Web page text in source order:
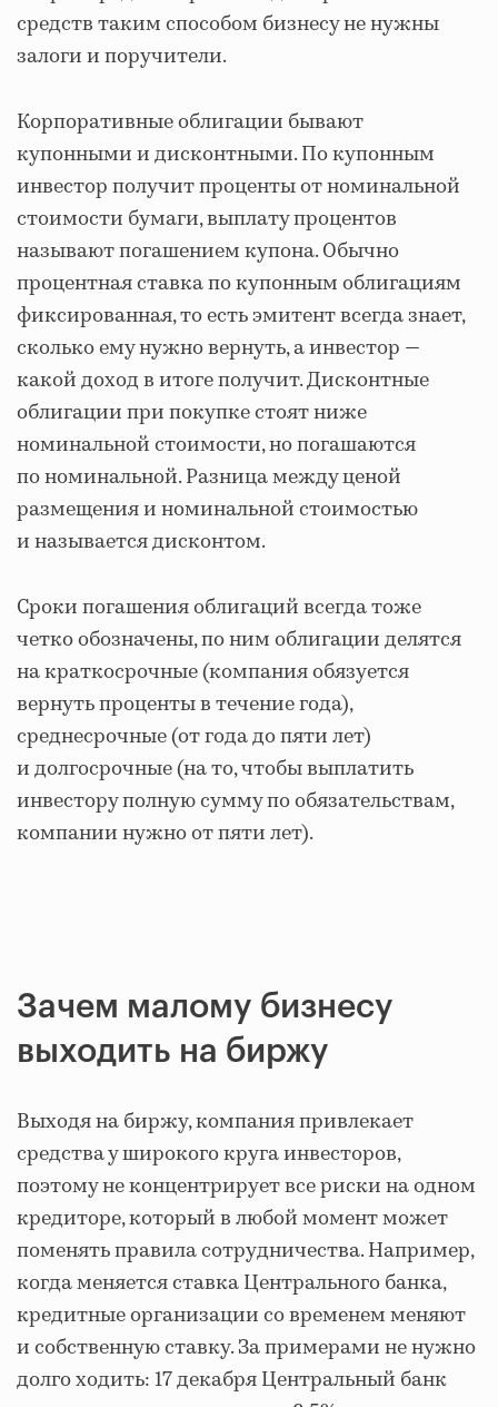
средств таким способом бизнесу не нужны
залоги и поручители.
Корпоративные облигации бывают
купонными и дисконтными. По купонным
инвестор получит проценты от номинальной
стоимости бумаги, выплату процентов
называют погашением купона. Обычно
процентная ставка по купонным облигациям
фиксированная, то есть эмитент всегда знает,
сколько ему нужно вернуть, а инвестор —
какой доход в итоге получит. Дисконтные
облигации при покупке стоят ниже
номинальной стоимости, но погашаются
по номинальной. Разница между ценой
размещения и номинальной стоимостью
и называется дисконтом.
Сроки погашения облигаций всегда тоже
четко обозначены, по ним облигации делятся
на краткосрочные (компания обязуется
вернуть проценты в течение года),
среднесрочные (от года до пяти лет)
и долгосрочные (на то, чтобы выплатить
инвестору полную сумму по обязательствам,
компании нужно от пяти лет).
Зачем малому бизнесу
выходить на биржу
Выходя на биржу, компания привлекает
средства у широкого круга инвесторов,
поэтому не концентрирует все риски на одном
кредиторе, который в любой момент может
поменять правила сотрудничества. Например,
когда меняется ставка Центрального банка,
кредитные организации со временем меняют
и собственную ставку. За примерами не нужно
долго ходить: 17 декабря Центральный банк